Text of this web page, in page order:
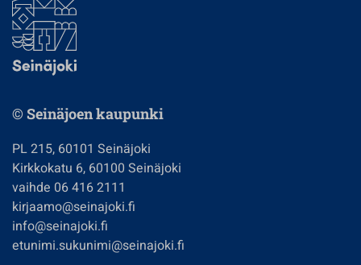
© Seinäjoen kaupunki
PL 215, 60101 Seinäjoki
Kirkkokatu 6, 60100 Seinäjoki
vaihde 06 416 2111
kirjaamo@seinajoki.fi
info@seinajoki.fi
etunimi.sukunimi@seinajoki.fi